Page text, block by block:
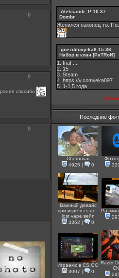
0
0
спасибо
0
Aleksandr_P 10:37
Dombr
Женился наконец-то.
gnezdilovjeka8 15:36
Набор в клан [PaTRoN]
1. fnaf .!.
2. 15
3. Steam
4. https://v.com/jeka897
5. 1-1,5 годa
Последние
Chernovar
4925 | 0
Важный девайс
при игре в cs:go -
lost vape вейп
3362 | 0
Играемс в CS:GO
3007 | 0
Razer